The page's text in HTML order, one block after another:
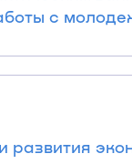
с
развития